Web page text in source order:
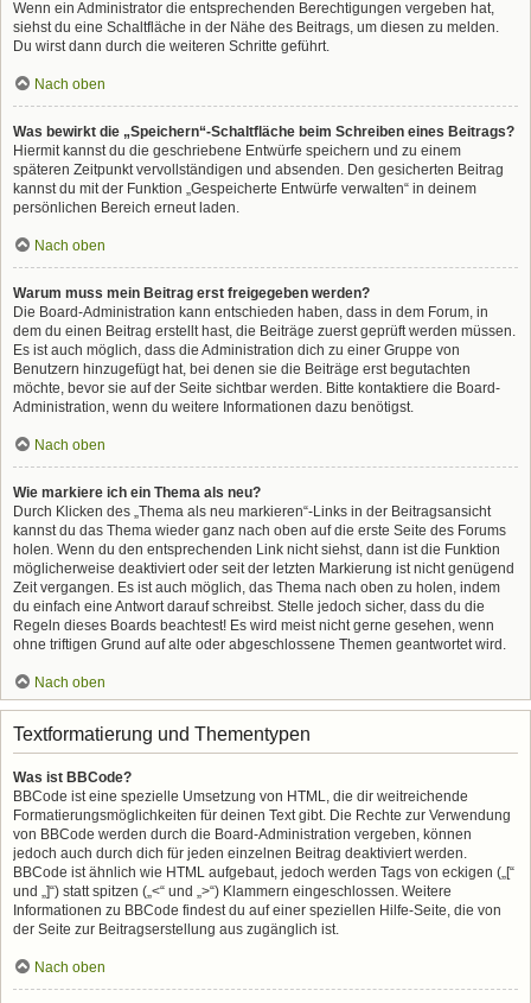
Wenn ein Administrator die entsprechenden Berechtigungen vergeben hat,
siehst du eine Schaltfläche in der Nähe des Beitrags, um diesen zu melden.
Du wirst dann durch die weiteren Schritte geführt.
Nach oben
Was bewirkt die „Speichern“-Schaltfläche beim Schreiben eines Beitrags?
Hiermit kannst du die geschriebene Entwürfe speichern und zu einem
späteren Zeitpunkt vervollständigen und absenden. Den gesicherten Beitrag
kannst du mit der Funktion „Gespeicherte Entwürfe verwalten“ in deinem
persönlichen Bereich erneut laden.
Nach oben
Warum muss mein Beitrag erst freigegeben werden?
Die Board-Administration kann entschieden haben, dass in dem Forum, in
dem du einen Beitrag erstellt hast, die Beiträge zuerst geprüft werden müssen.
Es ist auch möglich, dass die Administration dich zu einer Gruppe von
Benutzern hinzugefügt hat, bei denen sie die Beiträge erst begutachten
möchte, bevor sie auf der Seite sichtbar werden. Bitte kontaktiere die Board-
Administration, wenn du weitere Informationen dazu benötigst.
Nach oben
Wie markiere ich ein Thema als neu?
Durch Klicken des „Thema als neu markieren“-Links in der Beitragsansicht
kannst du das Thema wieder ganz nach oben auf die erste Seite des Forums
holen. Wenn du den entsprechenden Link nicht siehst, dann ist die Funktion
möglicherweise deaktiviert oder seit der letzten Markierung ist nicht genügend
Zeit vergangen. Es ist auch möglich, das Thema nach oben zu holen, indem
du einfach eine Antwort darauf schreibst. Stelle jedoch sicher, dass du die
Regeln dieses Boards beachtest! Es wird meist nicht gerne gesehen, wenn
ohne triftigen Grund auf alte oder abgeschlossene Themen geantwortet wird.
Nach oben
Textformatierung und Thementypen
Was ist BBCode?
BBCode ist eine spezielle Umsetzung von HTML, die dir weitreichende
Formatierungsmöglichkeiten für deinen Text gibt. Die Rechte zur Verwendung
von BBCode werden durch die Board-Administration vergeben, können
jedoch auch durch dich für jeden einzelnen Beitrag deaktiviert werden.
BBCode ist ähnlich wie HTML aufgebaut, jedoch werden Tags von eckigen („[“
und „]“) statt spitzen („<“ und „>“) Klammern eingeschlossen. Weitere
Informationen zu BBCode findest du auf einer speziellen Hilfe-Seite, die von
der Seite zur Beitragserstellung aus zugänglich ist.
Nach oben